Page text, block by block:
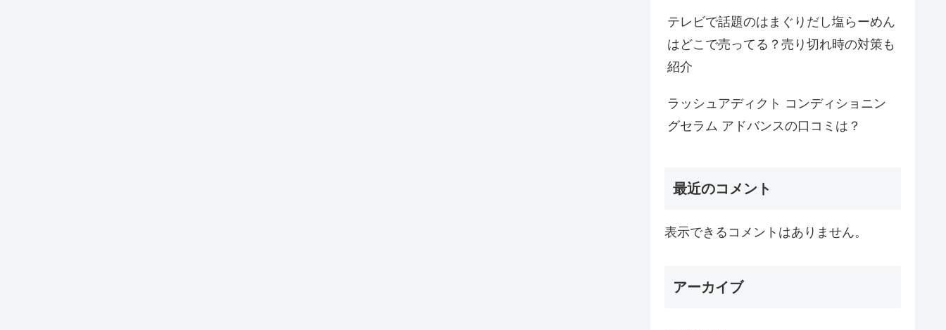
テレビで話題のはまぐりだし塩らーめん
はどこで売ってる？売り切れ時の対策も
紹介
ラッシュアディクト コンディショニン
グセラム アドバンスの口コミは？
最近のコメント
表示できるコメントはありません。
アーカイブ